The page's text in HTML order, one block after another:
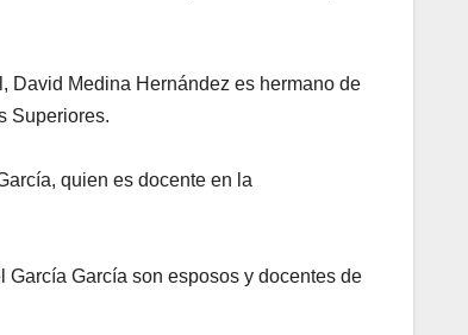
Medina Hernández es hermano de
Superiores.
quien es docente en la
García son esposos y docentes de